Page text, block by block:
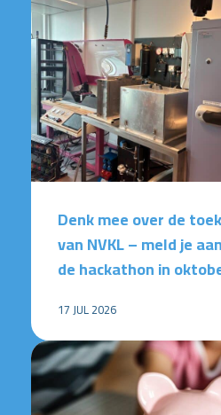
Denk mee over de
van NVKL – meld je
de hackathon in
17 JUL 2026